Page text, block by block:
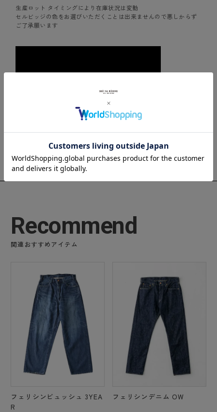
生産ロット タイミングにより在庫状況は変動
セルビッジの色をお選びいただくことは出来ませんので悪しからず
ご了承願います
Recommend
関連おすすめアイテム
フェリシンビュッシュ 3YEA
R
フェリシンデニム OW